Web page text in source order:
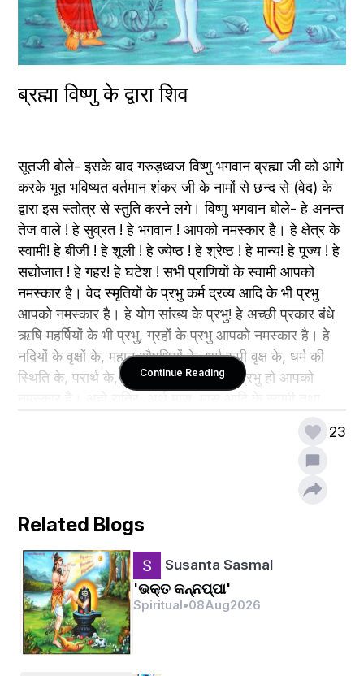
ब्रह्मा विष्णु के द्वारा शिव
सूतजी बोले- इसके बाद गरुड़ध्वज विष्णु भगवान ब्रह्मा जी को आगे
करके भूत भविष्यत वर्तमान शंकर जी के नामों से छन्द से (वेद) के
द्वारा इस स्तोत्र से स्तुति करने लगे। विष्णु भगवान बोले- हे अनन्त
तेज वाले ! हे सुव्रत ! हे भगवान ! आपको नमस्कार है। हे क्षेत्र के
स्वामी! हे बीजी ! हे शूली ! हे ज्येष्ठ ! हे श्रेष्ठ ! हे मान्य! हे पूज्य ! हे
सद्योजात ! हे गहर! हे घटेश ! सभी प्राणियों के स्वामी आपको
नमस्कार है। वेद स्मृतियों के प्रभु कर्म द्रव्य आदि के भी प्रभु
आपको नमस्कार है। हे योग सांख्य के प्रभु! हे अच्छी प्रकार बंधे
ऋषि महर्षियों के भी प्रभु, ग्रहों के प्रभु आपको नमस्कार है। हे
नदियों के वृक्षों के, महान औषधियों के, धर्म रूपी वृक्ष के, धर्म की
स्थिति के, परार्थ के, पर के, रस के, रत्नों के प्रभु हो आपको
वाले प्रभु आपको नमस्कार है। मन्वन्तर के प्रभु, योग के प्रभु,
विश्व के प्रभु, ब्रह्मा के अधिपति, हे भगवान ! आपको नमस्कार
है। विद्या के स्वामी, विद्या के अधिपति के स्वामी, व्रतादिक के
! आपको नमस्कार है।
आगे पढ़ने के लिए क्लिक करें👇
Continue Reading
23
Related Blogs
Susanta Sasmal
'ଭକ୍ତ କନ୍ନପ୍ପା'
Spiritual•08Aug2026